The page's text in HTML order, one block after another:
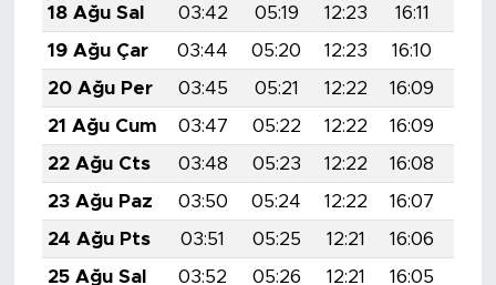
18 Ağu Sal
03:42 05:19 12:23 16:11
19 Ağu Çar
03:44 05:20 12:23 16:10
20 Ağu Per
03:45 05:21 12:22 16:09
21 Ağu Cum
03:47 05:22 12:22 16:09
22 Ağu Cts
03:48 05:23 12:22 16:08
23 Ağu Paz
03:50 05:24 12:22 16:07
24 Ağu Pts
03:51 05:25 12:21 16:06
25 Ağu Sal
03:52 05:26 12:21 16:05